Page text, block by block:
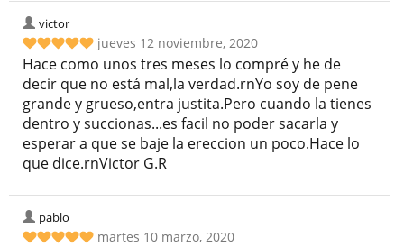
victor
jueves 12 noviembre, 2020
Hace como unos tres meses lo compré y he de
decir que no está mal,la verdad.rnYo soy de pene
grande y grueso,entra justita.Pero cuando la tienes
dentro y succionas...es facil no poder sacarla y
esperar a que se baje la ereccion un poco.Hace lo
que dice.rnVictor G.R
pablo
martes 10 marzo, 2020